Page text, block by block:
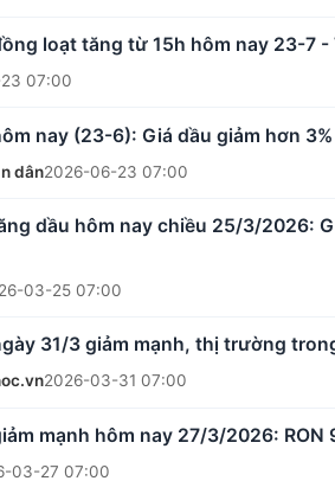
loạt tăng từ 15h hôm nay 23-7 -
07:00
nay (23-6): Giá dầu giảm hơn
dân2026-06-23 07:00
dầu hôm nay chiều 25/3/2026:
03-25 07:00
31/3 giảm mạnh, thị trường
2026-03-31 07:00
mạnh hôm nay 27/3/2026:
03-27 07:00